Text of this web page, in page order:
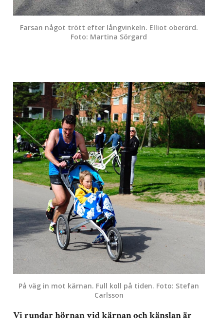
Farsan något trött efter långvinkeln. Elliot oberörd.
Foto: Martina Sörgard
På väg in mot kärnan. Full koll på tiden. Foto: Stefan
Carlsson
Vi rundar hörnan vid kärnan och känslan är